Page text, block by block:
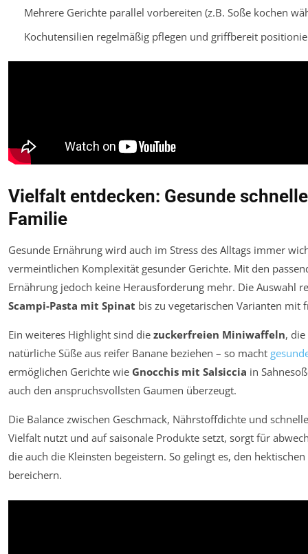
Mehrere Gerichte parallel vorbereiten (z.B. Soße kochen
Kochutensilien regelmäßig pflegen und griffbereit
Vielfalt entdecken: Gesunde
Familie
Gesunde Ernährung wird auch im Stress des Alltags immer
vermeintlichen Komplexität gesunder Gerichte. Mit den
Ernährung jedoch keine Herausforderung mehr. Die Auswahl
Scampi-Pasta mit Spinat bis zu vegetarischen Varianten mit
Ein weiteres Highlight sind die zuckerfreien Miniwaffeln,
natürliche Süße aus reifer Banane beziehen – so macht
ermöglichen Gerichte wie Gnocchis mit Salsiccia in
auch den anspruchsvollsten Gaumen überzeugt.
Die Balance zwischen Geschmack, Nährstoffdichte und
Vielfalt nutzt und auf saisonale Produkte setzt, sorgt für
die auch die Kleinsten begeistern. So gelingt es, den
bereichern.